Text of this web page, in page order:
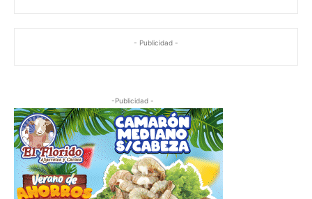
- Publicidad -
-Publicidad -